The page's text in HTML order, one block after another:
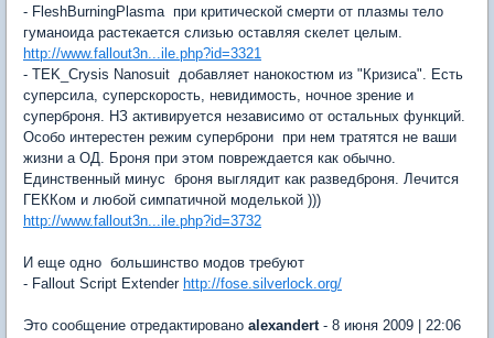
- FleshBurningPlasma  при критической смерти от плазмы тело
гуманоида растекается слизью оставляя скелет целым.
http://www.fallout3n...ile.php?id=3321
- TEK_Crysis Nanosuit  добавляет нанокостюм из "Кризиса". Есть
суперсила, суперскорость, невидимость, ночное зрение и
суперброня. НЗ активируется независимо от остальных функций.
Особо интерестен режим суперброни  при нем тратятся не ваши
жизни а ОД. Броня при этом повреждается как обычно.
Единственный минус  броня выглядит как разведброня. Лечится
ГЕККом и любой симпатичной моделькой )))
http://www.fallout3n...ile.php?id=3732
И еще одно  большинство модов требуют
- Fallout Script Extender http://fose.silverlock.org/
Это сообщение отредактировано alexandert- 8 июня 2009 | 22:06